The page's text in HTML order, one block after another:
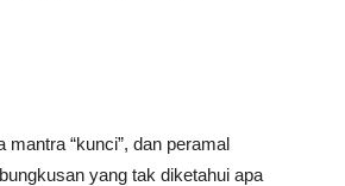
“kunci”, dan peramal
yang tak diketahui apa